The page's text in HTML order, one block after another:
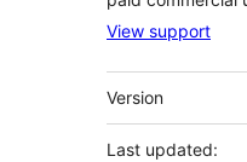
View support
Meta
Version
Last updated: